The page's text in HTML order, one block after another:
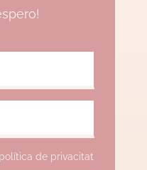
de privacitat